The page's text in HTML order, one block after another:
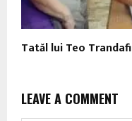
Tatăl lui Teo
LEAVE A COMMENT